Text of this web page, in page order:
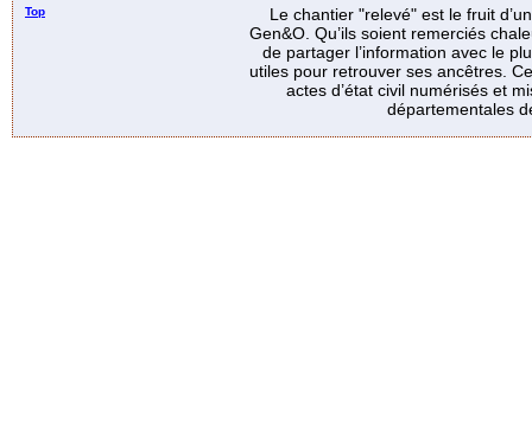
Top
Le chantier "relevé" est le fruit
Gen&O. Qu’ils soient remerciés
de partager l’information avec le
utiles pour retrouver ses ancêtres.
actes d’état civil numérisés et
départementales